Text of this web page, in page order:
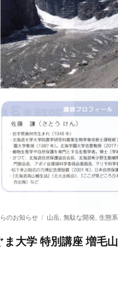
のお知らせ
タ
山岳,無駄な開発,生態系
ま大学 特別講座 増